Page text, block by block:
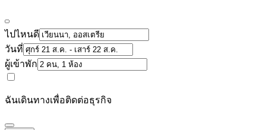
ไปไหนดี
วันที่
ผู้เข้าพัก
ฉันเดินทางเพื่อติดต่อธุรกิจ